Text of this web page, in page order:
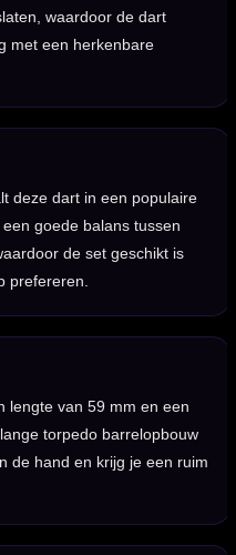
waardoor de dart
met een herkenbare
deze dart in een populaire
goede balans tussen
de set geschikt is
prefereren.
lengte van 59 mm en een
torpedo barrelopbouw
de hand en krijg je een ruim